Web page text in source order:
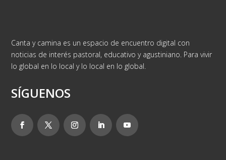
Canta y camina es un espacio de encuentro digital con
noticias de interés pastoral, educativo y agustiniano. Para vivir
lo global en lo local y lo local en lo global.
SÍGUENOS